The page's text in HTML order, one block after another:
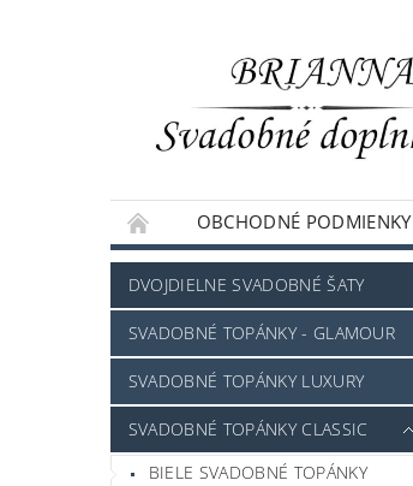
OBCHODNÉ PODMIENKY
NAPÍŠTE NÁM
DVOJDIELNE SVADOBNÉ ŠATY
SVADOBNÉ TOPÁNKY - GLAMOUR
SVADOBNÉ TOPÁNKY LUXURY
SVADOBNÉ TOPÁNKY CLASSIC
BIELE SVADOBNÉ TOPÁNKY